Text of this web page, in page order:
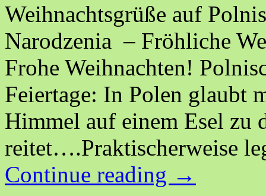
Weihnachtsgrüße auf
Narodzenia – Fröhliche
Frohe Weihnachten!
Feiertage: In Polen glaubt
Himmel auf einem Esel zu
reitet….Praktischerweise
Continue reading →